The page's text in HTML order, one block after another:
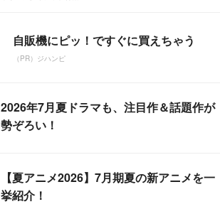
自販機にピッ！ですぐに買えちゃう
（PR）ジハンピ
2026年7月夏ドラマも、注目作＆話題作が
勢ぞろい！
【夏アニメ2026】7月期夏の新アニメを一
挙紹介！